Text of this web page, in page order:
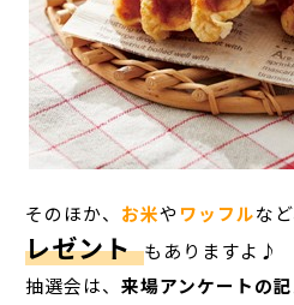
そのほか、 お米やワッフルな
レゼント もありますよ♪
抽選会は、来場アンケートの